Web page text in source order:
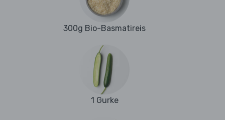
300g Bio-Basmatireis
1 Gurke